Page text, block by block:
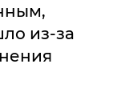
из-за